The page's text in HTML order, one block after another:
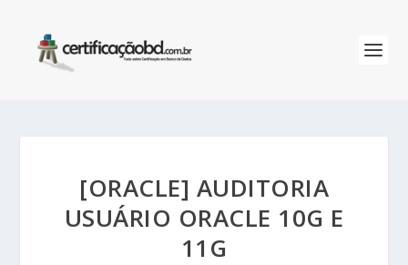
[ORACLE] AUDITORIA
USUÁRIO ORACLE 10G E
11G